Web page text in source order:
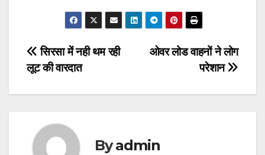
Post
navigation
ओवर लोड वाहनों ने लोग
परेशान
सिरसा में नही थम रही
लूट की वारदात
Byadmin